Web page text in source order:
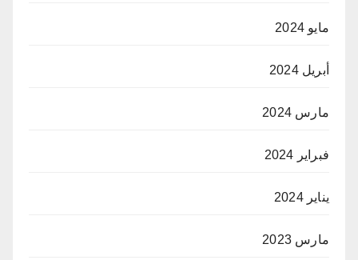
مايو 2024
أبريل 2024
مارس 2024
فبراير 2024
يناير 2024
مارس 2023